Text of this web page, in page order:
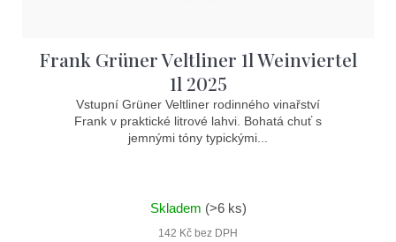
Frank Grüner Veltliner 1l Weinviertel
1l 2025
Vstupní Grüner Veltliner rodinného vinařství
Frank v praktické litrové lahvi. Bohatá chuť s
jemnými tóny typickými...
Skladem (>6 ks)
142 Kč bez DPH